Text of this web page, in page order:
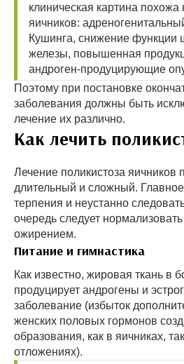
клиническая картина похожа
яичников:
Кушинга, снижение функции
железы, повышенная
андроген-продуцирующие
Поэтому при постановке
заболевания должны быть
лечение их различно.
Как лечить
Лечение поликистоза яичников
длительный и сложный.
терпения и неустанно
очередь следует
ожирением.
Питание и гимнастика
Как известно, жировая ткань в
продуцирует андрогены и
заболевание (избыток
женских половых гормонов
образования, как в яичниках,
отложениях).